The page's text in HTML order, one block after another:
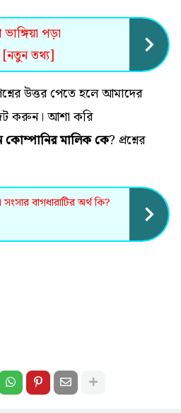
পড়া
[নতুন তথ্য]
উত্তর পেতে হলে আমাদের
করুন। আশা করি
মালিক কে? প্রশ্নের
বাগধারাটির অর্থ কি?